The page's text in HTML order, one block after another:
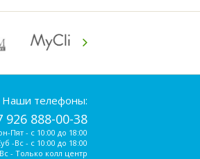
Наши телефоны:
926 888-00-38
Пят - с 10:00 до 18:00
-Вс - с 10:00 до 18:00
- Только колл центр